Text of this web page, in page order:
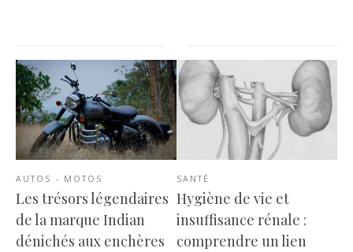
AUTOS - MOTOS
Les trésors légendaires
de la marque Indian
dénichés aux enchères
SANTÉ
Hygiène de vie et
insuffisance rénale :
comprendre un lien